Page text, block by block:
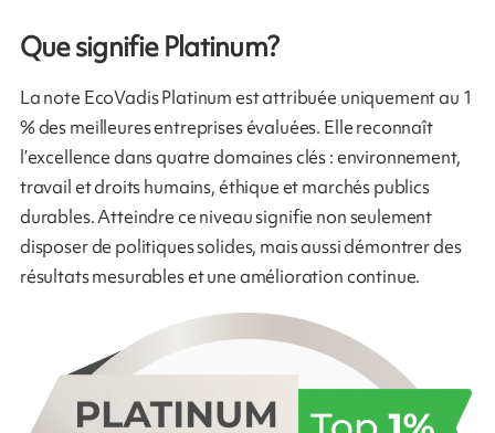
Que signifie Platinum?
La note EcoVadis Platinum est attribuée uniquement au 1
% des meilleures entreprises évaluées. Elle reconnaît
l’excellence dans quatre domaines clés : environnement,
travail et droits humains, éthique et marchés publics
durables. Atteindre ce niveau signifie non seulement
disposer de politiques solides, mais aussi démontrer des
résultats mesurables et une amélioration continue.